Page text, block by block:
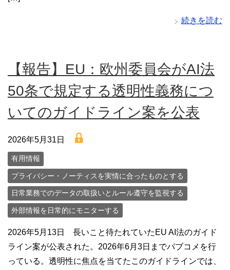
続きを読む
【報告】EU：欧州委員会がAI法
50条で規定する透明性義務につ
いてのガイドライン案を公表
2026年5月31日 lock
有用情報
プライバシー・ノーティスを実情に合ったものとする
日常業務でのデータの取扱いとルール遵守を監視する
外部情報を日常的にモニターする
2026年5月13日 長いこと待たれていたEU AI法のガイド
ライン案が公表された。2026年6月3日までパブコメを行
っている。透明性に焦点を当てたこのガイドラインでは、